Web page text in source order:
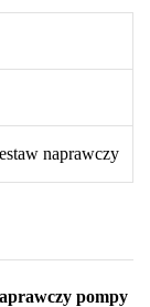
naprawczy
pompy